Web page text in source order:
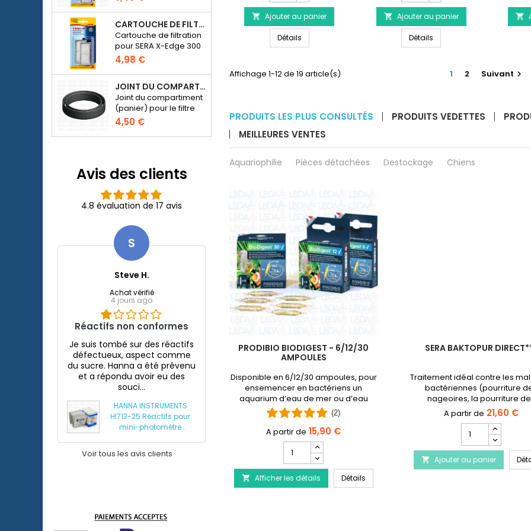
CARTOUCHE DE FILTRATION BLANCHE POUR SERA X-EDGE 300 - 2 PIÈCES
Cartouche de filtration
pour SERA X-Edge 300
4,98 €
JOINT DU COMPARTIMENT POUR MÉDIA DE FILTRATION - FILTRE SERA FIL BIOACTIVE 250 AU 400+UV ET UVC-XTREME 800 OU 1200
Joint du compartiment
(panier) pour le filtre
externe SERA Fil
Bioactive 250, 250+UV,
400+UV et UVC-
4,50 €
Avis des clients
4.8 évaluation de 17 avis
S
Steve H.
Achat vérifié
4 jours ago
Réactifs non conformes
Je suis tombé sur des réactifs
défectueux, aspect comme
du sucre. Hanna a été prévenu
et a répondu avoir eu des
souci...
HANNA INSTRUMENTS
HI713-25 Réactifs pour
mini-photomètre
Voir tous les avis clients
du
produit
Couple
Ongles
-
 Ajouter au panier
DétailsCouple Ongles - TRIXIE
du
produit
Lime
griffes
 Ajouter au panier
Détails Lime à griffes électrique

Affichage 1-12 de 19 article(s) 1 2 Suivant 
PRODUITS LES PLUS CONSULTÉS PRODUITS VEDETTES
MEILLEURES VENTES
Aquariophilie Pièces détachées Destockage Chiens
Aquarium JUWEL Rio 240 Led
ESHA HEXAMITA - TRAITEMENT DE
LA MALADIE DU DISCUS
eSHa Hexamita est un traitement
spécifique contre le parasite
Hexamita (maladie des trous dans la
tête) présent sur la plupart
des Cichildés et principalement chez
le Discus.
9,96 €
Champ
produit
de
la
Afficher les détails Détails eSHa Hexamita - Traitement de la maladie du Discus
PRODIBIO BIODIGEST - 6/12/30
AMPOULES
Disponible en 6/12/30 ampoules, pour
ensemencer en bactériens un
aquarium d’eau de mer ou d’eau
douce.
(2)
15,90 €
quantité
du
produit
PRODIBIO
 Afficher les détails DétailsPRODIBIO BioDigest - 6/12/30 Ampoules
SERA BAKTOPUR
Traitement idéal contre les
bactériennes (pourriture
nageoires, la pourriture
branchies) ainsi que les
des bactéries.Produit arrêté
remplacé par Baktopur
21,60 €
quantité
du
produit
SERA
 Ajouter au panier